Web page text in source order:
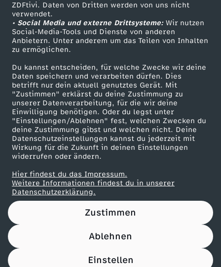
ZDFtivi. Daten von Dritten werden von uns nicht
verwendet.
• Social Media und externe Drittsysteme:Wir nutzen
Social-Media-Tools und Dienste von anderen
Anbietern. Unter anderem um das Teilen von Inhalten
zu ermöglichen.
Du kannst entscheiden, für welche Zwecke wir deine
Daten speichern und verarbeiten dürfen. Dies
betrifft nur dein aktuell genutztes Gerät. Mit
"Zustimmen" erklärst du deine Zustimmung zu
unserer Datenverarbeitung, für die wir deine
Einwilligung benötigen. Oder du legst unter
"Einstellungen/Ablehnen" fest, welchen Zwecken du
deine Zustimmung gibst und welchen nicht. Deine
Datenschutzeinstellungen kannst du jederzeit mit
Wirkung für die Zukunft in deinen Einstellungen
widerrufen oder ändern.
Hier findest du das Impressum.
Weitere Informationen findest du in unserer
Datenschutzerklärung.
Zustimmen
Ablehnen
Einstellen
Filtern
c
h
w
e
i
g
e
n
s
c
h
n
e
i
t
e
s
ZDF Unternehmen
Karriere
ZDF goes Schule
Werbefernsehen
Mainzelmännchen
Partner
Nutzungsbedingungen
Impressum